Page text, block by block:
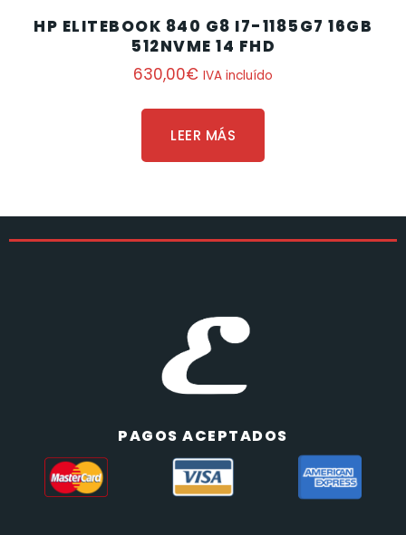
HP ELITEBOOK 840 G8 I7-1185G7 16GB
512NVME 14 FHD
630,00€ IVA incluído
LEER MÁS
PAGOS ACEPTADOS